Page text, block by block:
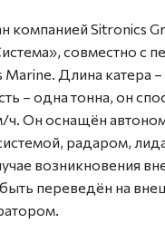
компанией Sitronics
совместно с
Длина катера –
– одна тонна, он
ч. Он оснащён
радаром,
возникновения
переведён на